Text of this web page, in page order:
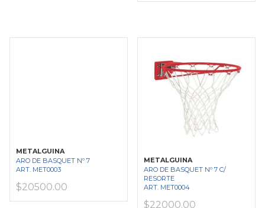
METALGUINA
ARO DE BASQUET Nº 7
ART. MET0003
$20500.00
METALGUINA
ARO DE BASQUET Nº 7 C/
RESORTE
ART. MET0004
$22000.00